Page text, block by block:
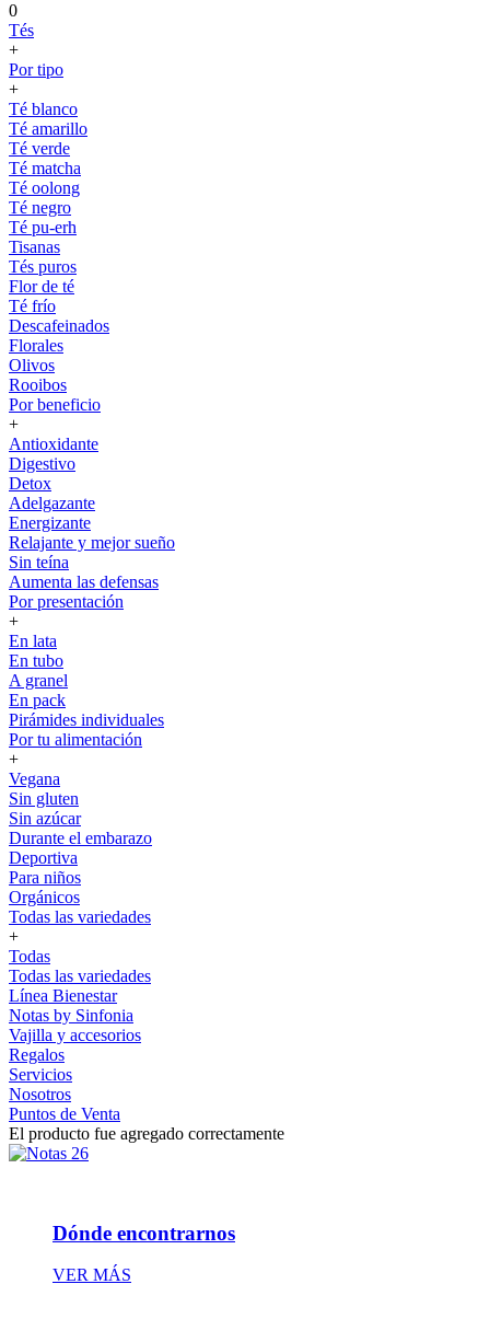
0
Tés
+
Por tipo
+
Té blanco
Té amarillo
Té verde
Té matcha
Té oolong
Té negro
Té pu-erh
Tisanas
Tés puros
Flor de té
Té frío
Descafeinados
Florales
Olivos
Rooibos
Por beneficio
+
Antioxidante
Digestivo
Detox
Adelgazante
Energizante
Relajante y mejor sueño
Sin teína
Aumenta las defensas
Por presentación
+
En lata
En tubo
A granel
En pack
Pirámides individuales
Por tu alimentación
+
Vegana
Sin gluten
Sin azúcar
Durante el embarazo
Deportiva
Para niños
Orgánicos
Todas las variedades
+
Todas
Todas las variedades
Línea Bienestar
Notas by Sinfonia
Vajilla y accesorios
Regalos
Servicios
Nosotros
Puntos de Venta
El producto fue agregado correctamente
Dónde encontrarnos
VER MÁS